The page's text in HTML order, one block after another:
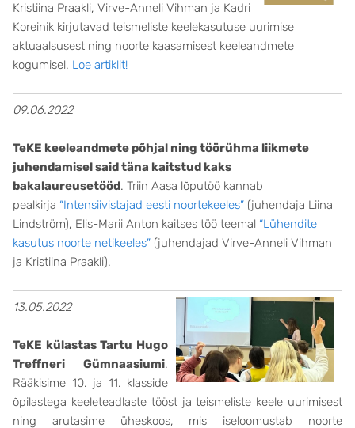
Kristiina Praakli, Virve-Anneli Vihman ja Kadri
Koreinik kirjutavad teismeliste keelekasutuse uurimise
aktuaalsusest ning noorte kaasamisest keeleandmete
kogumisel. Loe artiklit!​​​​
09.06.2022
TeKE keeleandmete põhjal ning töörühma liikmete
juhendamisel said täna kaitstud kaks
bakalaureusetööd. Triin Aasa lõputöö kannab
pealkirja “Intensiivistajad eesti noortekeeles” (juhendaja Liina
Lindström), Elis-Marii Anton kaitses töö teemal “Lühendite
kasutus noorte netikeeles” (juhendajad Virve-Anneli Vihman
ja Kristiina Praakli).
13.05.2022
TeKE külastas Tartu Hugo
Treffneri Gümnaasiumi.
Rääkisime 10. ja 11. klasside
õpilastega keeleteadlaste tööst ja teismeliste keele uurimisest
ning arutasime üheskoos, mis iseloomustab noorte